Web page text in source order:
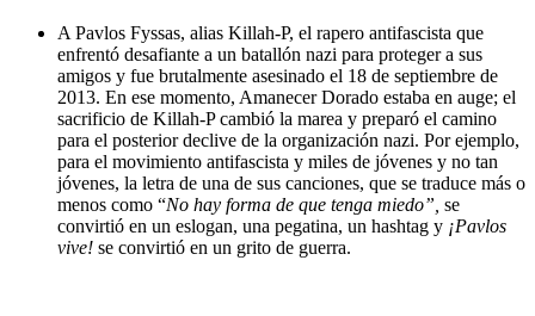
A Pavlos Fyssas, alias Killah-P, el rapero antifascista que
enfrentó desafiante a un batallón nazi para proteger a sus
amigos y fue brutalmente asesinado el 18 de septiembre de
2013. En ese momento, Amanecer Dorado estaba en auge; el
sacrificio de Killah-P cambió la marea y preparó el camino
para el posterior declive de la organización nazi. Por ejemplo,
para el movimiento antifascista y miles de jóvenes y no tan
jóvenes, la letra de una de sus canciones, que se traduce más o
menos como “No hay forma de que tenga miedo”, se
convirtió en un eslogan, una pegatina, un hashtag y ¡Pavlos
vive! se convirtió en un grito de guerra.